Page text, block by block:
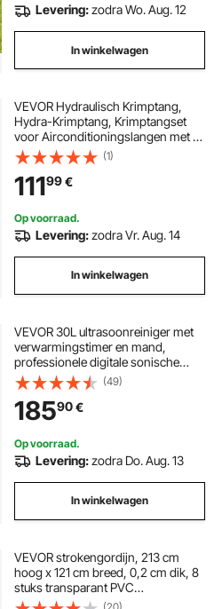
Levering:zodra Wo. Aug. 12
In winkelwagen
VEVOR Hydraulisch Krimptang,
Hydra-Krimptang, Krimptangset
voor Airconditioningslangen met 7
klikinzetstukken, Krimptang voor
Slangen voor Auto- en
Airconditioningreparaties – incl.
Koffer
(1)
11199€
Op voorraad.
Levering:zodra Vr. Aug. 14
In winkelwagen
VEVOR 30L ultrasoonreiniger met
verwarmingstimer en mand,
professionele digitale sonische
cavitatiemachine, 360W
reinigingsmachine voor
laboratoriumgereedschappen,
metalen onderdelen, carburateurs,
messing, auto-onderdelen
(49)
18590€
Op voorraad.
Levering:zodra Do. Aug. 13
In winkelwagen
VEVOR strokengordijn, 213 cm
hoog x 121 cm breed, 0,2 cm dik, 8
stuks transparant PVC
strokengordijn, vriezergordijn,